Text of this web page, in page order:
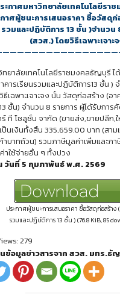
ะกาศมหาวิทยาลัยเทคโนโลยีรา
กาศผู้ชนะการเสนอราคา ซื้อวัสดุก่
รวมและปฏิบัติการ 13 ชั้น )จำนวน
(สวส.) โดยวิธีเฉพาะเจาะ
ทยาลัยเทคโนโลยีราชมงคลธัญบุรี ไ
คารเรียนรวมและปฏิบัติการ13 ชั้น )
ธีเฉพาะเจาะจง นั้น วัสดุก่อสร้าง (อา
ชั้น) จำนวน 8 รายการ ผู้ได้รับการ
ที โซลูชั่น จากัด (ขายส่ง,ขายปลีก,
ป็นเงินทั้งสิ้น 335,659.00 บาท (ส
าบาทถ้วน) รวมภาษีมูลค่าเพิ่มและภ
าใช้จ่ายอื่น ๆ ทั้งปวง
วันที่ 5 กุมภาพันธ์ พ.ศ. 2569
ประกาศผู้ชนะการเสนอราคา ซื้อวัสดุก่อสร้าง (
รวมและปฏิบัติการ 13 ชั้น ) (76.8 KiB, 85
279
ข้อมูลข่าวสารจาก สวส. มทร.ธั